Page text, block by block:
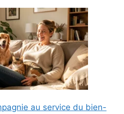
au service du bien-